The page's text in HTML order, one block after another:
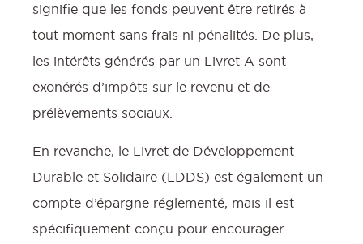
signifie que les fonds peuvent être retirés à
tout moment sans frais ni pénalités. De plus,
les intérêts générés par un Livret A sont
exonérés d’impôts sur le revenu et de
prélèvements sociaux.
En revanche, le Livret de Développement
Durable et Solidaire (LDDS) est également un
compte d’épargne réglementé, mais il est
spécifiquement conçu pour encourager